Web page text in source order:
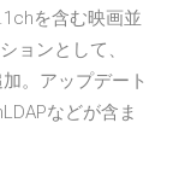
を含む映画並
ョンとして、
。アップデート
などが含ま